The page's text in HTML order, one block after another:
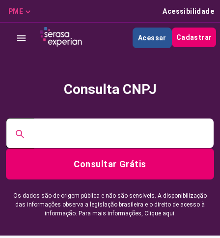
PME Acessibilidade
Acessar Cadastrar
Consulta CNPJ
Consultar Grátis
Os dados são de origem pública e não são sensíveis. A disponibilização
das informações observa a legislação brasileira e o direito de acesso à
informação. Para mais informações, Clique aqui.